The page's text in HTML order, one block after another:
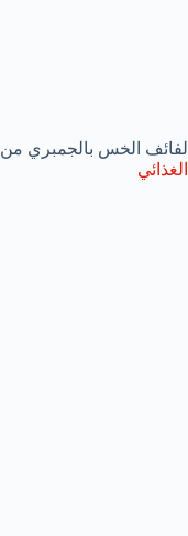
لفائف الخس بالجمبري من
الغذائي